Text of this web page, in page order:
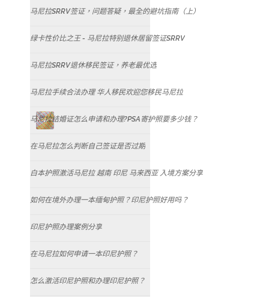
马尼拉SRRV签证，问题答疑，最全的避坑指南（上）
绿卡性价比之王 - 马尼拉特别退休居留签证SRRV
马尼拉SRRV退休移民签证，养老最优选
马尼拉手续合法办理 华人移民欢迎您移民马尼拉
马尼拉结婚证怎么申请和办理?PSA寄护照要多少钱？
在马尼拉怎么判断自己签证是否过期
白本护照激活马尼拉 越南 印尼 马来西亚 入境方案分享
如何在境外办理一本缅甸护照？印尼护照好用吗？
印尼护照办理案例分享
在马尼拉如何申请一本印尼护照？
怎么激活印尼护照和办理印尼护照？